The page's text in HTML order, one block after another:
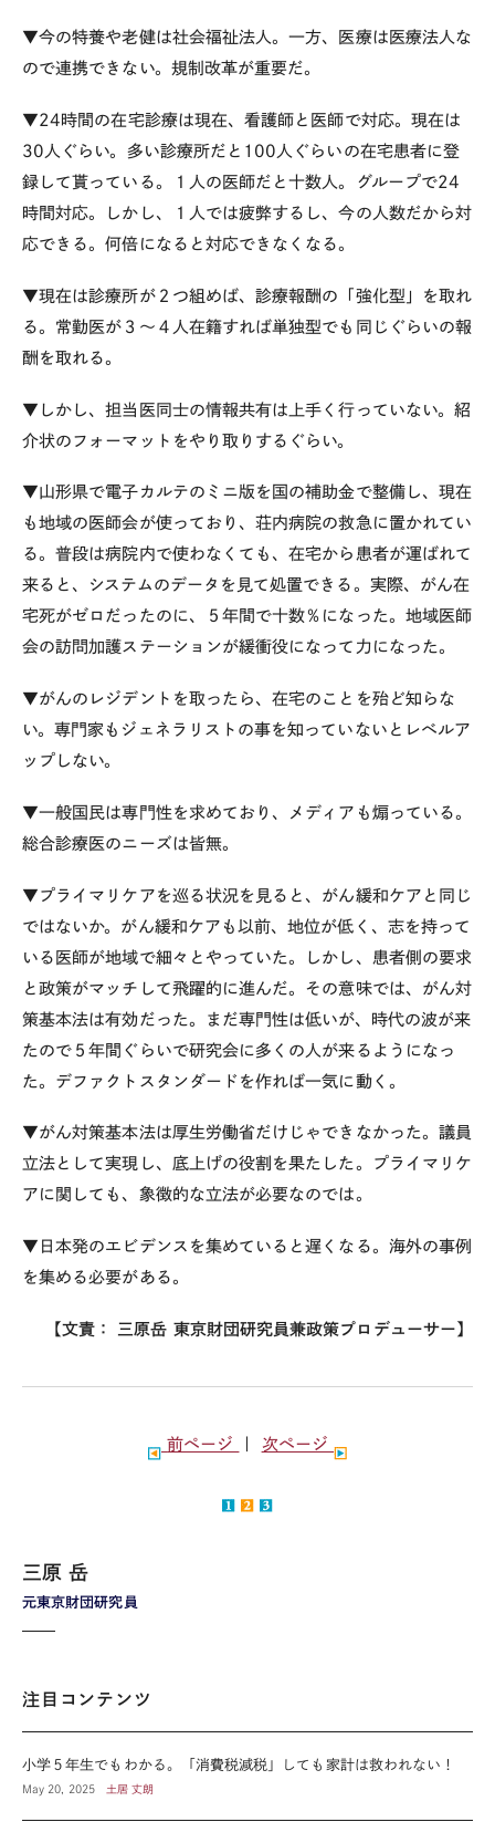
▼今の特養や老健は社会福祉法人。一方、医療は医療法人な
ので連携できない。規制改革が重要だ。
▼24時間の在宅診療は現在、看護師と医師で対応。現在は
30人ぐらい。多い診療所だと100人ぐらいの在宅患者に登
録して貰っている。１人の医師だと十数人。グループで24
時間対応。しかし、１人では疲弊するし、今の人数だから対
応できる。何倍になると対応できなくなる。
▼現在は診療所が２つ組めば、診療報酬の「強化型」を取れ
る。常勤医が３～４人在籍すれば単独型でも同じぐらいの報
酬を取れる。
▼しかし、担当医同士の情報共有は上手く行っていない。紹
介状のフォーマットをやり取りするぐらい。
▼山形県で電子カルテのミニ版を国の補助金で整備し、現在
も地域の医師会が使っており、荘内病院の救急に置かれてい
る。普段は病院内で使わなくても、在宅から患者が運ばれて
来ると、システムのデータを見て処置できる。実際、がん在
宅死がゼロだったのに、５年間で十数％になった。地域医師
会の訪問加護ステーションが緩衝役になって力になった。
▼がんのレジデントを取ったら、在宅のことを殆ど知らな
い。専門家もジェネラリストの事を知っていないとレベルア
ップしない。
▼一般国民は専門性を求めており、メディアも煽っている。
総合診療医のニーズは皆無。
▼プライマリケアを巡る状況を見ると、がん緩和ケアと同じ
ではないか。がん緩和ケアも以前、地位が低く、志を持って
いる医師が地域で細々とやっていた。しかし、患者側の要求
と政策がマッチして飛躍的に進んだ。その意味では、がん対
策基本法は有効だった。まだ専門性は低いが、時代の波が来
たので５年間ぐらいで研究会に多くの人が来るようになっ
た。デファクトスタンダードを作れば一気に動く。
▼がん対策基本法は厚生労働省だけじゃできなかった。議員
立法として実現し、底上げの役割を果たした。プライマリケ
アに関しても、象徴的な立法が必要なのでは。
▼日本発のエビデンスを集めていると遅くなる。海外の事例
を集める必要がある。
【文責： 三原岳 東京財団研究員兼政策プロデューサー】
前ページ 次ページ
元東京財団研究員
三原 岳
注目コンテンツ
小学５年生でもわかる。「消費税減税」しても家計は救われない！
May 20, 2025 土居 丈朗